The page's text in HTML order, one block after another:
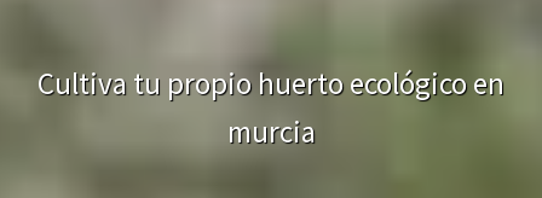
Cultiva tu propio huerto ecológico en
murcia